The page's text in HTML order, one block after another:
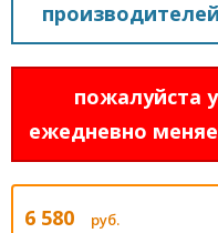
пожалуйста
ежедневно
6 580 руб.